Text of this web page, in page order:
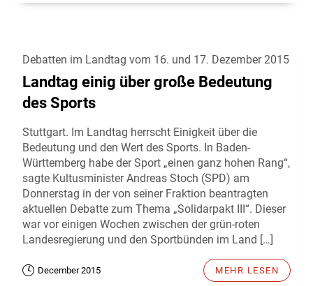
Debatten im Landtag vom 16. und 17. Dezember 2015
Landtag einig über große Bedeutung
des Sports
Stuttgart. Im Landtag herrscht Einigkeit über die
Bedeutung und den Wert des Sports. In Baden-
Württemberg habe der Sport „einen ganz hohen Rang“,
sagte Kultusminister Andreas Stoch (SPD) am
Donnerstag in der von seiner Fraktion beantragten
aktuellen Debatte zum Thema „Solidarpakt III“. Dieser
war vor einigen Wochen zwischen der grün-roten
Landesregierung und den Sportbünden im Land […]
December 2015 MEHR LESEN